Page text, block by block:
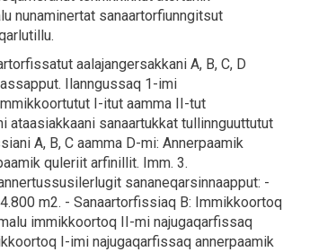
nunaminertat sanaartorfiunngitsut
aalajangersakkani A, B, C, D
Ilanngussaq 1-imi
I-itut aamma II-tut
ataasiakkaani sanaartukkat tullinnguuttutut
A, B, C aamma D-mi: Annerpaamik
quleriit arfinillit. Imm. 3.
sananeqarsinnaapput: -
m2. - Sanaartorfissiaq B: Immikkoortoq
immikkoortoq II-mi najugaqarfissaq
I-imi najugaqarfissaq annerpaamik